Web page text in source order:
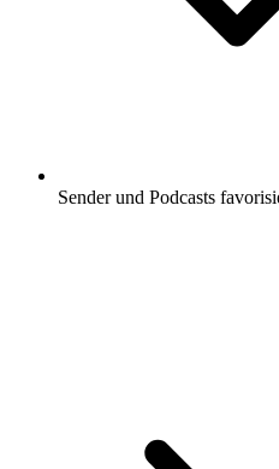
Sender und Podcasts